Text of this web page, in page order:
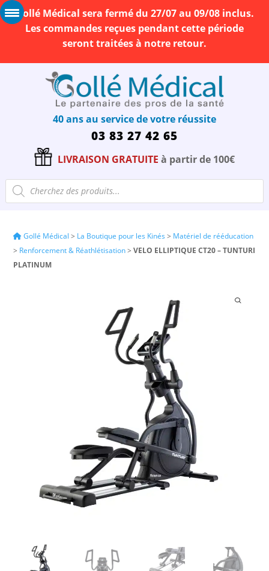
Gollé Médical sera fermé du 27/07 au 09/08 inclus.
Les commandes reçues pendant cette période
seront traitées à notre retour.
40 ans au service de votre réussite
03 83 27 42 65
LIVRAISON GRATUITE à partir de 100€
Recherche
de
produits
Gollé Médical > La Boutique pour les Kinés > Matériel de rééducation
> Renforcement & Réathlétisation>VELO ELLIPTIQUE CT20 – TUNTURI
PLATINUM